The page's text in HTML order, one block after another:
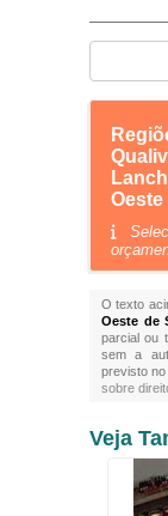
Oeste
O texto
Oeste de
parcial ou
sem a
previsto
sobre
Veja